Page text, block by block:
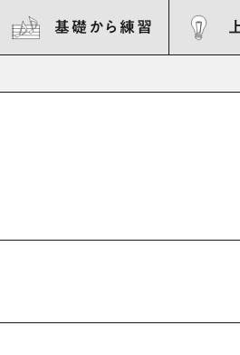
基礎から練習